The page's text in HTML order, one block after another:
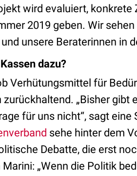
wird evaluiert,
2019 geben. Wir
unsere Beraterinnen in
dazu?
Verhütungsmittel für
zurückhaltend. „Bisher gibt
für uns nicht“, sagt eine
sehe hinter dem
Debatte, die erst
Marini: „Wenn die Politik